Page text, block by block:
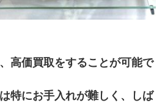
高価買取をすることが可能で
特にお手入れが難しく、しば